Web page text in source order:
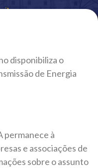
disponibiliza o
de Energia
permanece à
e associações de
sobre o assunto